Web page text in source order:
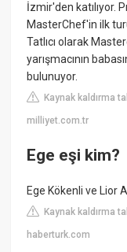
İzmir'den katılıyor.
MasterChef'in ilk
Tatlıcı olarak
yarışmacının
bulunuyor.
Kaynak kaldırma
milliyet.com.tr
Ege eşi kim?
Ege Kökenli ve Lior
Kaynak kaldırma
haberturk.com